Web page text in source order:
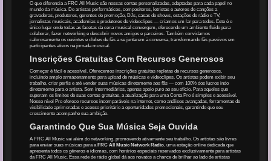
O que diferencia a FRC All Music são nossas contas personalizadas, adaptadas para cada papel no
mundo da música. De artistas performáticos, compositores, letristas e autores de canções a
gravadoras, produtores, gerentes de promoção, DJs, casas de shows, estações de rádio e TV,
jornalistas musicais, academias e produtores de videoclipes — criamos um lar para todos. Este é o
único lugar onde todas as facetas da cena musical convergem, oferecendo um ambiente fluido para
colaborar, fazer networking e descobrir novos amigos e parceiros. Também convidamos
calorosamente os ouvintes e clubes de fãs a se juntarem à conversa, transformando fãs passivos em
participantes ativos na jornada musical.
Inscrições Gratuitas Com Recursos Generosos
Começar é fácil e acessível. Oferecemos inscrições gratuitas repletas de recursos generosos,
incluindo amplo armazenamento para upload de músicas e videoclipes. Os artistas podem exibir seu
trabalho, criar perfis e até vender suas músicas diretamente aos fãs — com 100% dos lucros indo
diretamente para o artista. Sem intermediários, apenas apoio puro ao seu ofício. Para aqueles que
superam os limites de suas contas gratuitas, a atualização para uma Conta Pro é simples e acessível.
Nosso nível Pro oferece recursos incomparáveis na internet, como análises avançadas, ferramentas de
visibilidade aprimoradas e acesso prioritário a oportunidades promocionais, garantindo que seu
crescimento acompanhe sua ambição.
Garantindo Que Sua Música Seja Ouvida
A FRC All Music vai além do networking, promovendo ativamente seu trabalho. Os artistas são livres
para enviar suas músicas para a FRC All Music Network Radio, uma estação online dedicada que
apresenta todos os gêneros e idiomas, com horários especiais reservados exclusivamente para artistas
da FRC All Music. Essa rede de rádio global dá aos novatos a chance de brilhar ao lado de artistas